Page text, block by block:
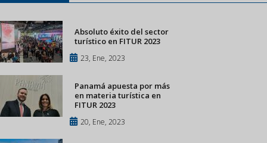
Absoluto éxito del sector
turístico en FITUR 2023
23, Ene, 2023
Panamá apuesta por más
en materia turística en
FITUR 2023
20, Ene, 2023